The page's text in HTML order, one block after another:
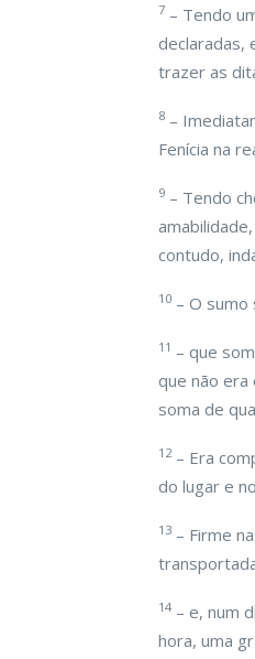
7 – Tendo
declaradas,
trazer as
8 –
Fenícia na
9 – Tendo
contudo,
10 – O
11 – que
que não era
soma de
12– Era
do lugar e
13 – Firme
14 – e, num
hora, uma